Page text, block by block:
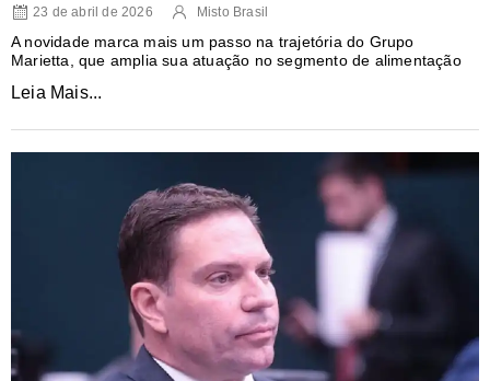
23 de abril de 2026 Misto Brasil
A novidade marca mais um passo na trajetória do Grupo
Marietta, que amplia sua atuação no segmento de alimentação
Leia Mais...